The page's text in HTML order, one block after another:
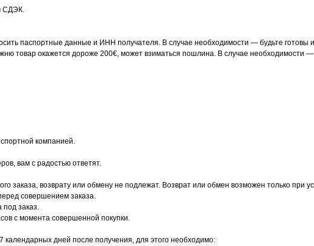
СДЭК.
паспортные данные и ИНН получателя. В случае необходимости — будьте готовы
товар окажется дороже 200€, может взиматься пошлина. В случае необходимости
компанией.
вам с радостью ответят.
заказа, возврату или обмену не подлежат. Возврат или обмен возможен только при
совершением заказа.
под заказ.
с момента совершенной покупки.
дней после получения, для этого необходимо: